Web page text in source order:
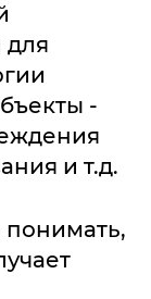
-
и т.д.